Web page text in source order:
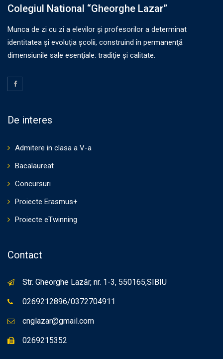
Colegiul National “Gheorghe Lazar”
Munca de zi cu zi a elevilor şi profesorilor a determinat
identitatea şi evoluţia şcolii, construind în permanenţă
dimensiunile sale esenţiale: tradiţie şi calitate.
De interes
Admitere in clasa a V-a
Bacalaureat
Concursuri
Proiecte Erasmus+
Proiecte eTwinning
Contact
Str. Gheorghe Lazăr, nr. 1-3, 550165,SIBIU
0269212896/0372704911
cnglazar@gmail.com
0269215352